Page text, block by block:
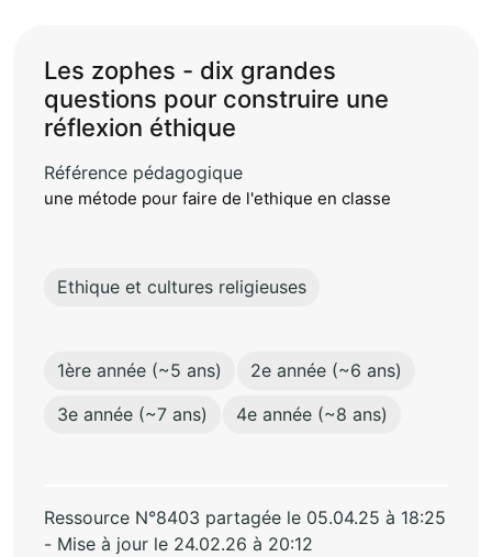
Les zophes - dix grandes
questions pour construire une
réflexion éthique
Référence pédagogique
une métode pour faire de l'ethique en classe
Ethique et cultures religieuses
1ère année (~5 ans)
2e année (~6 ans)
3e année (~7 ans)
4e année (~8 ans)
Ressource N°8403 partagée le 05.04.25 à 18:25
- Mise à jour le 24.02.26 à 20:12